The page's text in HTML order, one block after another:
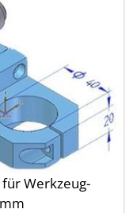
für Werkzeug­